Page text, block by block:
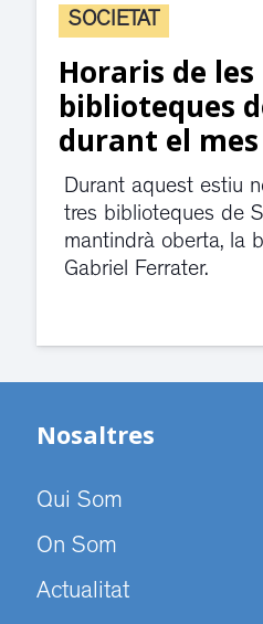
SOCIETAT
Horaris de les
biblioteques
durant el mes
Durant aquest estiu
tres biblioteques de
mantindrà oberta, la
Gabriel Ferrater.
Nosaltres
Qui Som
On Som
Actualitat